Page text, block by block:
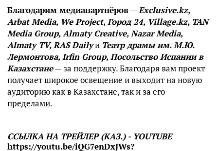
Благодарим медиапартнёров—Exclusive.kz,
Arbat Media, We Project, Город 24, Village.kz, TAN
Media Group, Almaty Creative, Nazar Media,
Almaty TV, RAS Dailyи Театр драмы им. М.Ю.
Лермонтова, Irfin Group, Посольство Испании в
Казахстане— за поддержку. Благодаря вам проект
получает широкое освещение и выходит на новую
аудиторию как в Казахстане, так и за его
пределами.
ССЫЛКА НА ТРЕЙЛЕР (КАЗ.) - YOUTUBE
https://youtu.be/iQG7enDxJWs?